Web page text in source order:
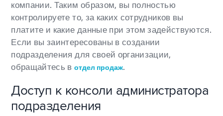
компании. Таким образом, вы полностью
контролируете то, за каких сотрудников вы
платите и какие данные при этом задействуются.
Если вы заинтересованы в создании
подразделения для своей организации,
обращайтесь вотдел продаж.
Доступ к консоли администратора
подразделения